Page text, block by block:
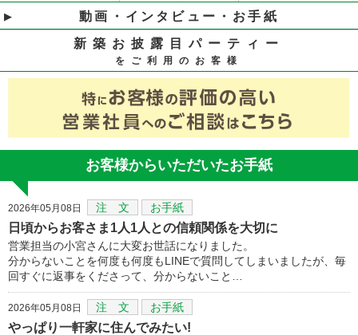
動画・インタビュー・お手紙
新築お披露目パーティー
をご利用のお客様
お客様からいただいたお手紙
2026年05月08日 注 文 お手紙
日頃からお客さま1人1人との信頼関係を大切に
営業担当の小宮さんに大変お世話になりました。
分からないことを何度も何度もLINEで質問してしまいましたが、毎
回すぐに返事をくださって、分からないこと…
2026年05月08日 注 文 お手紙
やっぱり一軒家に住んでみたい!